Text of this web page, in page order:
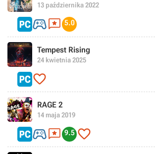
13 października 2022
 5.0
Tempest Rising
24 kwietnia 2025

RAGE 2
14 maja 2019
 9.5 